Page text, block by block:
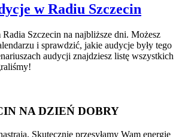
w Radiu Szczecin
Radia Szczecin na najbliższe dni. Możesz
i sprawdzić, jakie audycje były tego
audycji znajdziesz listę wszystkich
NA DZIEŃ DOBRY
Skutecznie przesyłamy Wam energię